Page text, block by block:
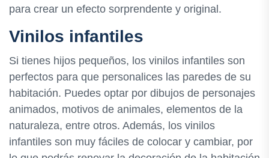
para crear un efecto sorprendente y original.
Vinilos infantiles
Si tienes hijos pequeños, los vinilos infantiles son
perfectos para que personalices las paredes de su
habitación. Puedes optar por dibujos de personajes
animados, motivos de animales, elementos de la
naturaleza, entre otros. Además, los vinilos
infantiles son muy fáciles de colocar y cambiar, por